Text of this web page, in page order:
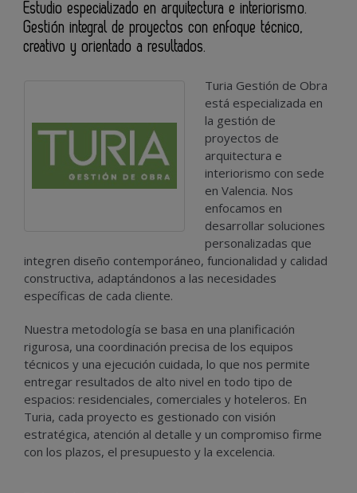
Estudio especializado en arquitectura e interiorismo.
Gestión integral de proyectos con enfoque técnico,
creativo y orientado a resultados.
Turia Gestión de Obra
está especializada en
la gestión de
proyectos de
arquitectura e
interiorismo con sede
en Valencia. Nos
enfocamos en
desarrollar soluciones
personalizadas que
integren diseño contemporáneo, funcionalidad y calidad
constructiva, adaptándonos a las necesidades
específicas de cada cliente.
Nuestra metodología se basa en una planificación
rigurosa, una coordinación precisa de los equipos
técnicos y una ejecución cuidada, lo que nos permite
entregar resultados de alto nivel en todo tipo de
espacios: residenciales, comerciales y hoteleros. En
Turia, cada proyecto es gestionado con visión
estratégica, atención al detalle y un compromiso firme
con los plazos, el presupuesto y la excelencia.